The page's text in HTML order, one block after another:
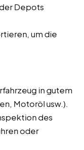
Depots
um die
in gutem
Motoröl usw.).
des
oder